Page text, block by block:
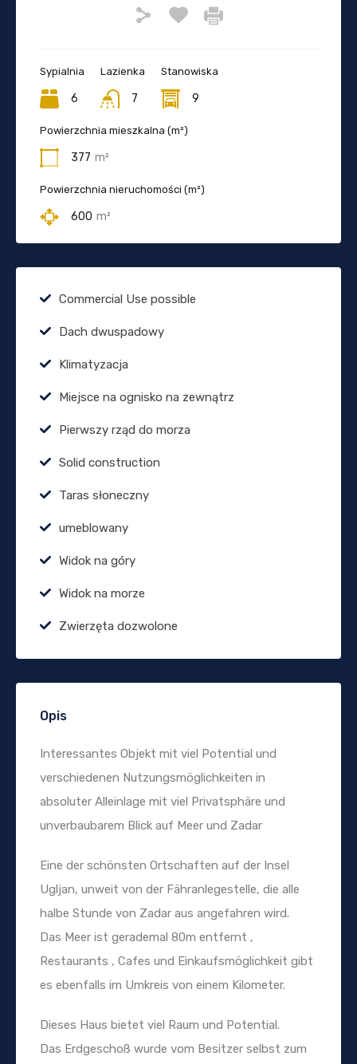
Sypialnia
6
Lazienka
7
Stanowiska
9
Powierzchnia mieszkalna (m²)
377 m²
Powierzchnia nieruchomości (m²)
600 m²
Commercial Use possible
Dach dwuspadowy
Klimatyzacja
Miejsce na ognisko na zewnątrz
Pierwszy rząd do morza
Solid construction
Taras słoneczny
umeblowany
Widok na góry
Widok na morze
Zwierzęta dozwolone
Opis
Interessantes Objekt mit viel Potential und
verschiedenen Nutzungsmöglichkeiten in
absoluter Alleinlage mit viel Privatsphäre und
unverbaubarem Blick auf Meer und Zadar
Eine der schönsten Ortschaften auf der Insel
Ugljan, unweit von der Fähranlegestelle, die alle
halbe Stunde von Zadar aus angefahren wird.
Das Meer ist gerademal 80m entfernt ,
Restaurants , Cafes und Einkaufsmöglichkeit gibt
es ebenfalls im Umkreis von einem Kilometer.
Dieses Haus bietet viel Raum und Potential.
Das Erdgeschoß wurde vom Besitzer selbst zum